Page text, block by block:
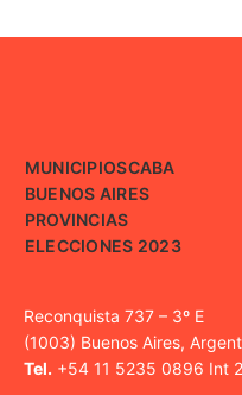
MUNICIPIOSCABA
BUENOS AIRES
PROVINCIAS
ELECCIONES 2023
Reconquista 737 – 3º E
(1003) Buenos Aires,
Tel. +54 11 5235 0896 Int